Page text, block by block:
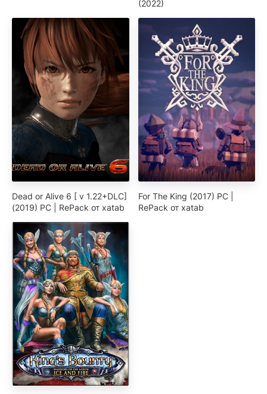
(2022)
Dead or Alive 6 [ v 1.22+DLC]
(2019) PC | RePack от xatab
For The King (2017) PC |
RePack от xatab